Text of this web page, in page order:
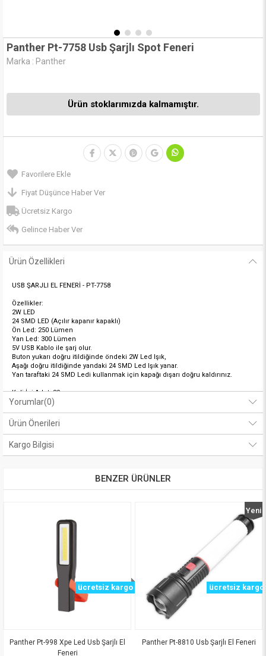
Panther Pt-7758 Usb Şarjlı Spot Feneri
Marka : Panther
Ürün stoklarımızda kalmamıştır.
Favorilere Ekle
Fiyat Düşünce Haber Ver
Ücretsiz Kargo
Gelince Haber Ver
Ürün Özellikleri
USB ŞARJLI EL FENERİ - PT-7758
Özellikler:
2W LED
24 SMD LED (Açılır kapanır kapaklı)
Ön Led: 250 Lümen
Yan Led: 300 Lümen
5V USB Kablo ile şarj olur.
Buton yukarı doğru itildiğinde öndeki 2W Led Işık,
Aşağı doğru itildiğinde yandaki 24 SMD Led Işık yanar.
Yan taraftaki 24 SMD Ledi kullanmak için kapağı dışarı doğru kaldırınız.
Koli İçi Adet: 30
Yorumlar(0)
Ürün Önerileri
Kargo Bilgisi
BENZER ÜRÜNLER
998 Xpe Led Usb Şarjlı El
ücretsiz kargo
Panther Pt-8810 Usb Şarjlı El Feneri
ücretsiz kargo
Ürün
Panther